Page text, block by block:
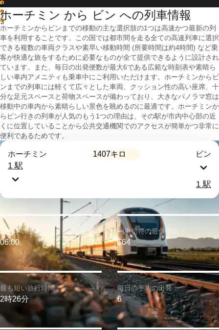
1
2
3
ホーチミン から ビン への列車情報
ホーチミンからビンまでの移動の主な選択肢の1つは高速かつ最新の列
車を利用することです。この国では都市間を走る全ての高速列車に選択
できる複数の車両クラスや素早い移動時間 (所要時間は約4時間) など乗
客が快適な旅をするために必要なものが全て提供できるように設計され
ています。また、毎日の出発便数が最大6である広範な時刻表や素晴ら
しい車内アメニティも乗車中にご利用いただけます。ホーチミンからビ
ンまでの列車には軽くて広々とした車両、クッション性の高い座席、十
分な足元スペースと荷物スペースが備わっており、大きなパノラマ窓は
移動中の車内から素晴らしい景色を眺めるのに最適です。ホーチミンか
らビン行きの列車が人気のもう1つの理由は、その駅が市内中心部の近
くに位置していることから公共交通機関でのアクセスが簡単かつ非常に
便利であるためです。
ホーチミン 1407キロ ビン
1 駅
1 駅
最も短い旅行時間：
2時26分
最も早い出発：
06:00
列車切符の最低価格：
$64
毎日の平均の出発：
6